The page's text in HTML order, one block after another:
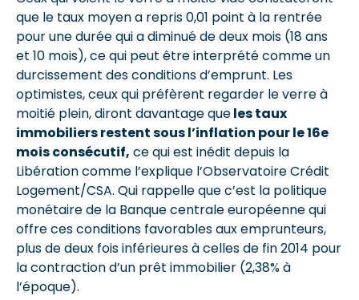
que le taux moyen a repris 0,01 point à la rentrée
pour une durée qui a diminué de deux mois (18 ans
et 10 mois), ce qui peut être interprété comme un
durcissement des conditions d’emprunt. Les
optimistes, ceux qui préfèrent regarder le verre à
moitié plein, diront davantage queles taux
immobiliers restent sous l’inflation pour le 16e
mois consécutif, ce qui est inédit depuis la
Libération comme l’explique l’Observatoire Crédit
Logement/CSA. Qui rappelle que c’est la politique
monétaire de la Banque centrale européenne qui
offre ces conditions favorables aux emprunteurs,
plus de deux fois inférieures à celles de fin 2014 pour
la contraction d’un prêt immobilier (2,38% à
l’époque).